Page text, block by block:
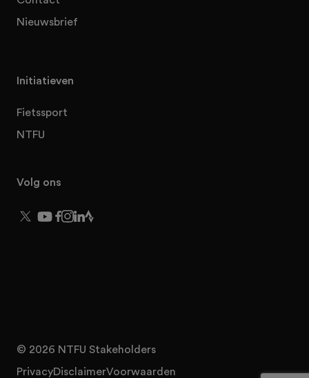
Nieuwsbrief
Initiatieven
Fietssport
NTFU
Volg ons
© 2026 NTFU Stakeholders
PrivacyDisclaimerVoorwaarden